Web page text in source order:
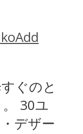
Add
ぐのと
30ユ
デザー